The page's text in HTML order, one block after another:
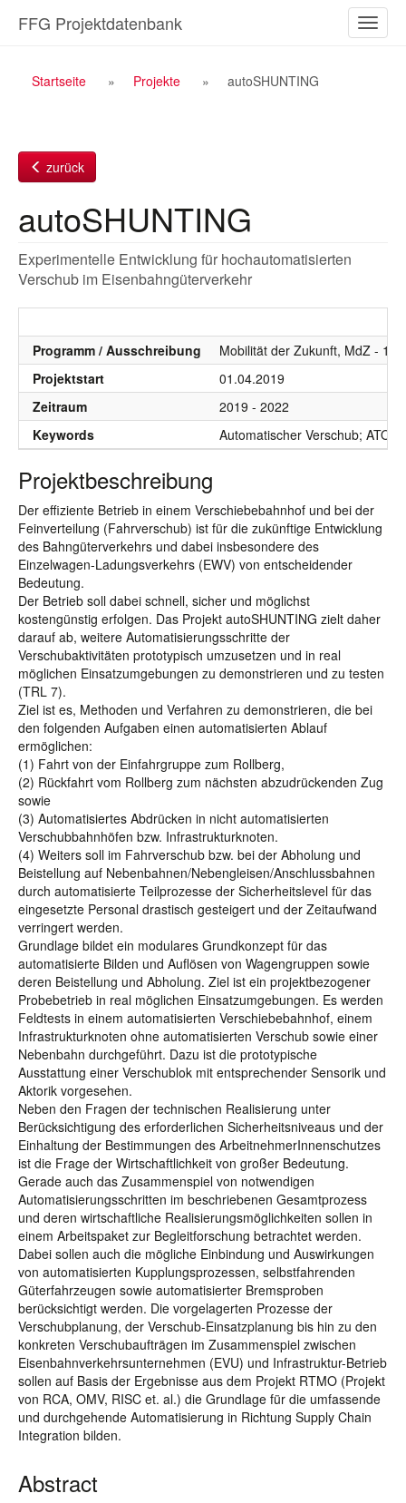
Inhalt
ein-/
FFG Projektdatenbank
Breadcrumb
Startseite Projekte autoSHUNTING
zurück
autoSHUNTING
Experimentelle Entwicklung für hochautomatisierten
Verschub im Eisenbahngüterverkehr
Programm / Ausschreibung
Mobilität der Zukunft, MdZ -
Projektstart
01.04.2019
Zeitraum
2019 - 2022
Keywords
Automatischer Verschub; ATO;
Projektbeschreibung
Der effiziente Betrieb in einem Verschiebebahnhof und bei der
Feinverteilung (Fahrverschub) ist für die zukünftige Entwicklung
des Bahngüterverkehrs und dabei insbesondere des
Einzelwagen-Ladungsverkehrs (EWV) von entscheidender
Bedeutung.
Der Betrieb soll dabei schnell, sicher und möglichst
kostengünstig erfolgen. Das Projekt autoSHUNTING zielt daher
darauf ab, weitere Automatisierungsschritte der
Verschubaktivitäten prototypisch umzusetzen und in real
möglichen Einsatzumgebungen zu demonstrieren und zu testen
(TRL 7).
Ziel ist es, Methoden und Verfahren zu demonstrieren, die bei
den folgenden Aufgaben einen automatisierten Ablauf
ermöglichen:
(1) Fahrt von der Einfahrgruppe zum Rollberg,
(2) Rückfahrt vom Rollberg zum nächsten abzudrückenden Zug
sowie
(3) Automatisiertes Abdrücken in nicht automatisierten
Verschubbahnhöfen bzw. Infrastrukturknoten.
(4) Weiters soll im Fahrverschub bzw. bei der Abholung und
Beistellung auf Nebenbahnen/Nebengleisen/Anschlussbahnen
durch automatisierte Teilprozesse der Sicherheitslevel für das
eingesetzte Personal drastisch gesteigert und der Zeitaufwand
verringert werden.
Grundlage bildet ein modulares Grundkonzept für das
automatisierte Bilden und Auflösen von Wagengruppen sowie
deren Beistellung und Abholung. Ziel ist ein projektbezogener
Probebetrieb in real möglichen Einsatzumgebungen. Es werden
Feldtests in einem automatisierten Verschiebebahnhof, einem
Infrastrukturknoten ohne automatisierten Verschub sowie einer
Nebenbahn durchgeführt. Dazu ist die prototypische
Ausstattung einer Verschublok mit entsprechender Sensorik und
Aktorik vorgesehen.
Neben den Fragen der technischen Realisierung unter
Berücksichtigung des erforderlichen Sicherheitsniveaus und der
Einhaltung der Bestimmungen des ArbeitnehmerInnenschutzes
ist die Frage der Wirtschaftlichkeit von großer Bedeutung.
Gerade auch das Zusammenspiel von notwendigen
Automatisierungsschritten im beschriebenen Gesamtprozess
und deren wirtschaftliche Realisierungsmöglichkeiten sollen in
einem Arbeitspaket zur Begleitforschung betrachtet werden.
Dabei sollen auch die mögliche Einbindung und Auswirkungen
von automatisierten Kupplungsprozessen, selbstfahrenden
Güterfahrzeugen sowie automatisierter Bremsproben
berücksichtigt werden. Die vorgelagerten Prozesse der
Verschubplanung, der Verschub-Einsatzplanung bis hin zu den
konkreten Verschubaufträgen im Zusammenspiel zwischen
Eisenbahnverkehrsunternehmen (EVU) und Infrastruktur-Betrieb
sollen auf Basis der Ergebnisse aus dem Projekt RTMO (Projekt
von RCA, OMV, RISC et. al.) die Grundlage für die umfassende
und durchgehende Automatisierung in Richtung Supply Chain
Integration bilden.
Abstract